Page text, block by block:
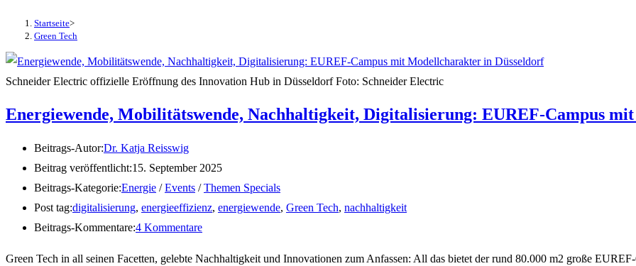
Startseite>
Green Tech
Schneider Electric offizielle Eröffnung des Innovation Hub in Düsseldorf Foto: Schneider Electric
Energiewende, Mobilitätswende, Nachhaltigkeit, Digitalisierung: EUREF-Campus
Beitrags-Autor:Dr. Katja Reisswig
Beitrag veröffentlicht:15. September 2025
Beitrags-Kategorie:Energie / Events / Themen Specials
Post tag:digitalisierung, energieeffizienz, energiewende, Green Tech, nachhaltigkeit
Beitrags-Kommentare:4 Kommentare
Green Tech in all seinen Facetten, gelebte Nachhaltigkeit und Innovationen zum Anfassen: All das bietet der rund 80.000 m2 große